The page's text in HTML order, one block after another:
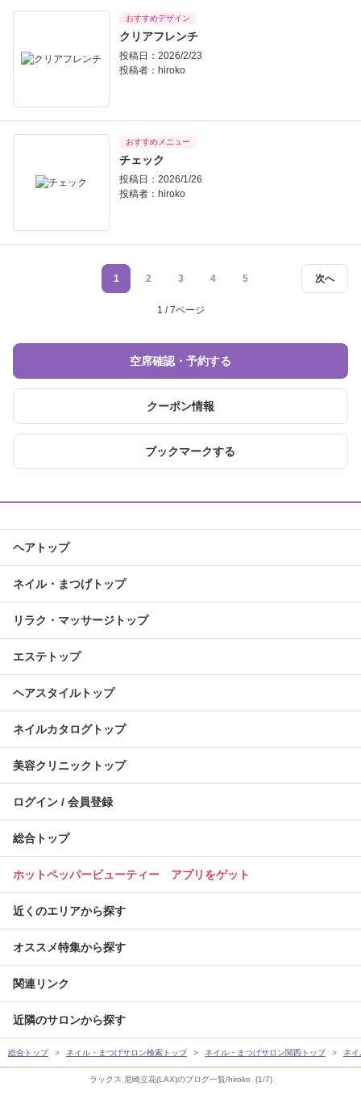
ラックス 尼崎立花(LAX)のブログ一覧/hiroko (1/7)
おすすめデザイン
クリアフレンチ
投稿日：2026/2/23
投稿者： hiroko
おすすめメニュー
チェック
投稿日：2026/1/26
投稿者： hiroko
次へ
1 2 3 4 5
1 / 7ページ
空席確認・予約する
クーポン情報
ブックマークする
ヘアトップ
ネイル・まつげトップ
リラク・マッサージトップ
エステトップ
ヘアスタイルトップ
ネイルカタログトップ
美容クリニックトップ
ログイン / 会員登録
総合トップ
ホットペッパービューティー アプリをゲット
近くのエリアから探す
オススメ特集から探す
関連リンク
近隣のサロンから探す
総合トップ ネイル・まつげサロン検索トップ ネイル・まつげサロン関西トップ ネ